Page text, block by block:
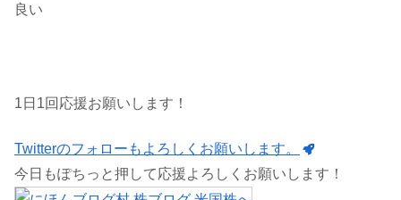
良い
1日1回応援お願いします！
Twitterのフォローもよろしくお願いします。
今日もぽちっと押して応援よろしくお願いします！